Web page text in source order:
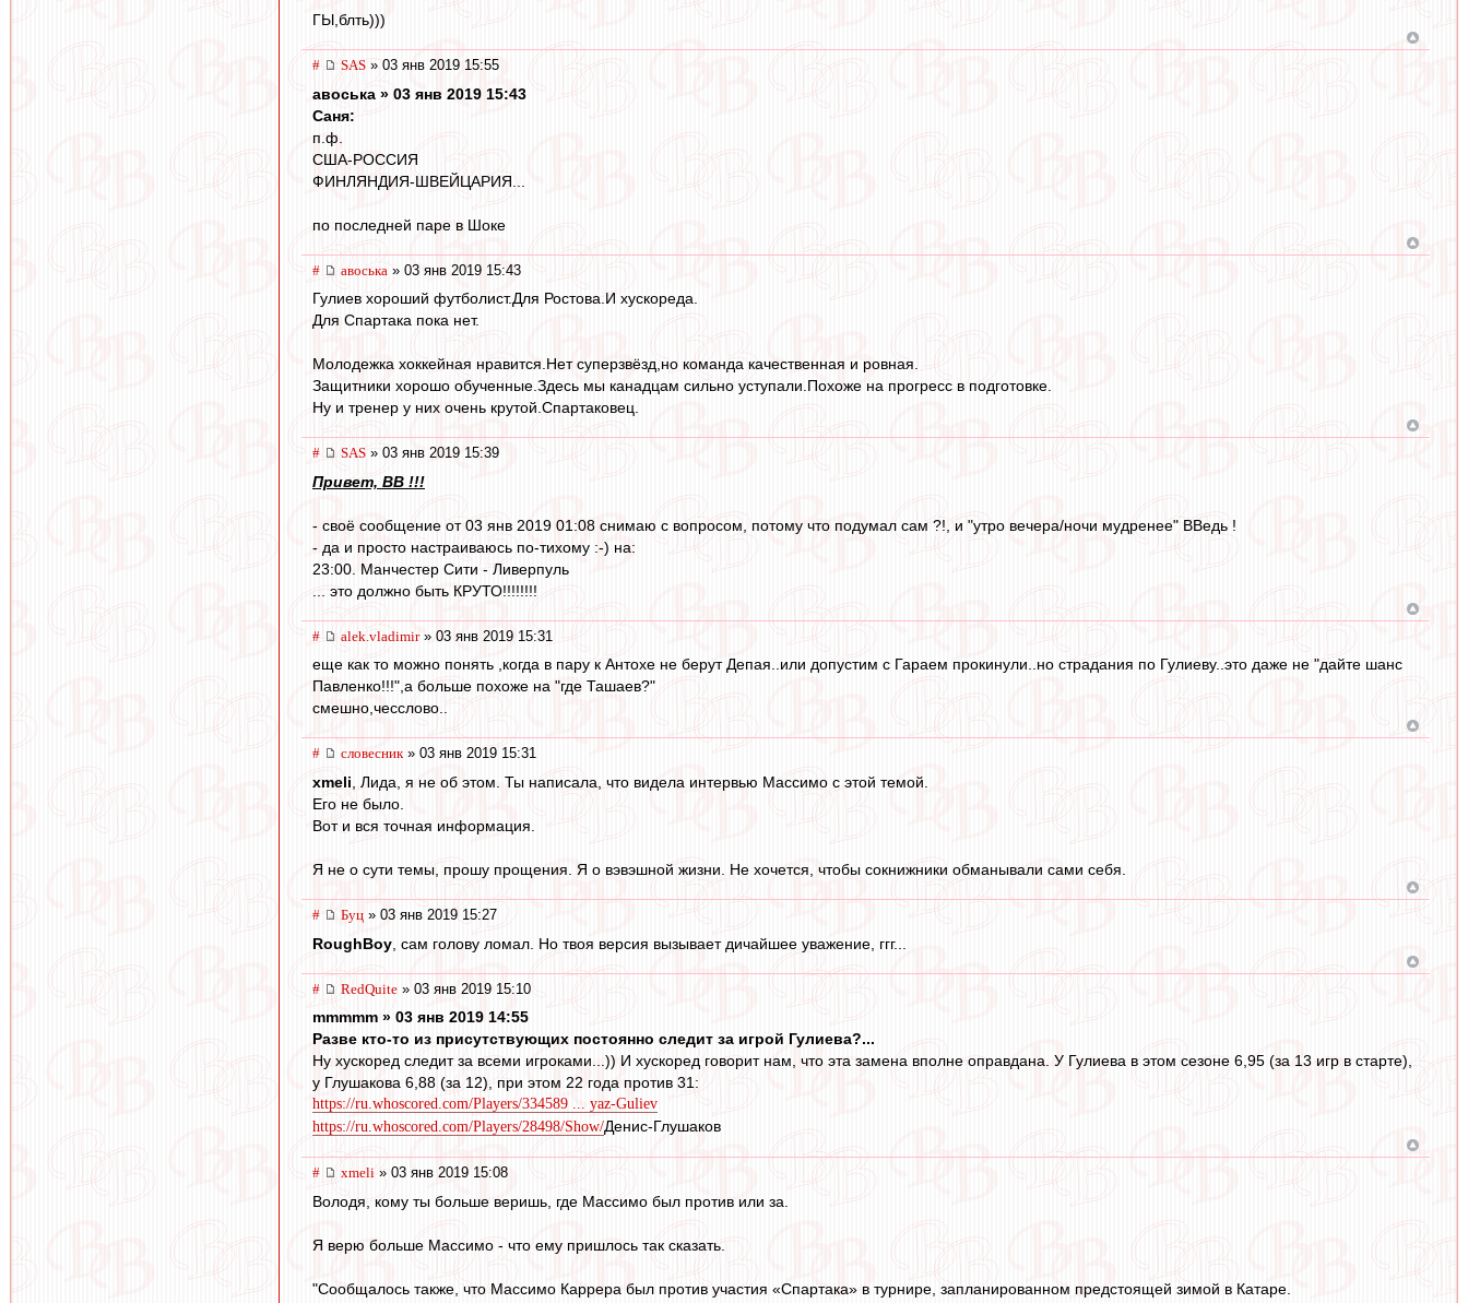
ГЫ,блть)))
# SAS » 03 янв 2019 15:55
авоська » 03 янв 2019 15:43
Саня:
п.ф.
США-РОССИЯ
ФИНЛЯНДИЯ-ШВЕЙЦАРИЯ...
по последней паре в Шоке
# авоська » 03 янв 2019 15:43
Гулиев хороший футболист.Для Ростова.И хускореда.
Для Спартака пока нет.
Молодежка хоккейная нравится.Нет суперзвёзд,но команда качественная и ровная.
Защитники хорошо обученные.Здесь мы канадцам сильно уступали.Похоже на прогресс в подготовке.
Ну и тренер у них очень крутой.Спартаковец.
# SAS » 03 янв 2019 15:39
Привет, ВВ !!!
- своё сообщение от 03 янв 2019 01:08 снимаю с вопросом, потому что подумал сам ?!, и "утро вечера/ночи мудренее" ВВедь !
- да и просто настраиваюсь по-тихому :-) на:
23:00. Манчестер Сити - Ливерпуль
... это должно быть КРУТО!!!!!!!!
# alek.vladimir» 03 янв 2019 15:31
еще как то можно понять ,когда в пару к Антохе не берут Депая..или допустим с Гараем прокинули..но страдания по Гулиеву..это даже не "дайте шанс
Павленко!!!",а больше похоже на "где Ташаев?"
смешно,чесслово..
# словесник» 03 янв 2019 15:31
xmeli , Лида, я не об этом. Ты написала, что видела интервью Массимо с этой темой.
Его не было.
Вот и вся точная информация.
Я не о сути темы, прошу прощения. Я о вэвэшной жизни. Не хочется, чтобы сокнижники обманывали сами себя.
# Буц » 03 янв 2019 15:27
RoughBoy , сам голову ломал. Но твоя версия вызывает дичайшее уважение, ггг...
# RedQuite » 03 янв 2019 15:10
mmmmm » 03 янв 2019 14:55
Разве кто-то из присутствующих постоянно следит за игрой Гулиева?...
Ну хускоред следит за всеми игроками...)) И хускоред говорит нам, что эта замена вполне оправдана. У Гулиева в этом сезоне 6,95 (за 13 игр в старте),
у Глушакова 6,88 (за 12), при этом 22 года против 31:
https://ru.whoscored.com/Players/334589 ... yaz-Guliev
https://ru.whoscored.com/Players/28498/Show/Денис-Глушаков
# xmeli » 03 янв 2019 15:08
Володя, кому ты больше веришь, где Массимо был против или за.
Я верю больше Массимо - что ему пришлось так сказать.
"Сообщалось также, что Массимо Каррера был против участия «Спартака» в турнире, запланированном предстоящей зимой в Катаре.